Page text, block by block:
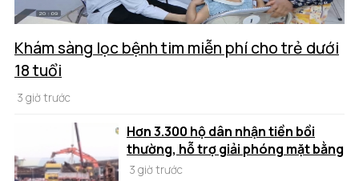
Khám sàng lọc bệnh tim miễn phí cho trẻ dưới
18 tuổi
3 giờ trước
Hơn 3.300 hộ dân nhận tiền bồi
thường, hỗ trợ giải phóng mặt bằng
3 giờ trước